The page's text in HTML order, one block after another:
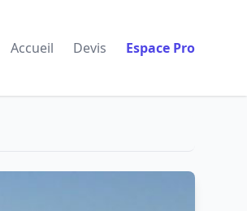
Accueil Devis Espace Pro